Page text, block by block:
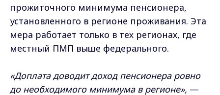
прожиточного минимума пенсионера,
установленного в регионе проживания. Эта
мера работает только в тех регионах, где
местный ПМП выше федерального.
«Доплата доводит доход пенсионера ровно
до необходимого минимума в регионе», —